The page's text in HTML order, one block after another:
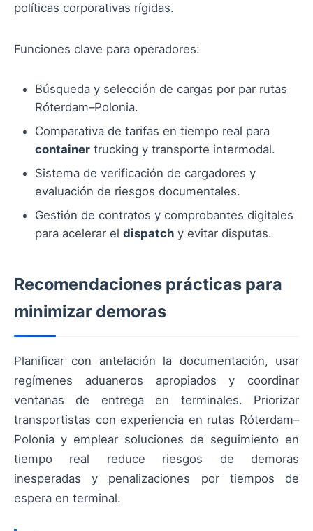
políticas corporativas rígidas.
Funciones clave para operadores:
Búsqueda y selección de cargas por par rutas
Róterdam–Polonia.
Comparativa de tarifas en tiempo real para
container trucking y transporte intermodal.
Sistema de verificación de cargadores y
evaluación de riesgos documentales.
Gestión de contratos y comprobantes digitales
para acelerar el dispatch y evitar disputas.
Recomendaciones prácticas para
minimizar demoras
Planificar con antelación la documentación, usar
regímenes aduaneros apropiados y coordinar
ventanas de entrega en terminales. Priorizar
transportistas con experiencia en rutas Róterdam–
Polonia y emplear soluciones de seguimiento en
tiempo real reduce riesgos de demoras
inesperadas y penalizaciones por tiempos de
espera en terminal.